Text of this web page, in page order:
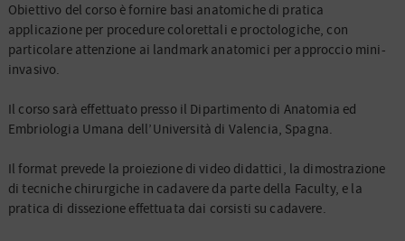
Obiettivo del corso è fornire basi anatomiche di pratica
applicazione per procedure colorettali e proctologiche, con
particolare attenzione ai landmark anatomici per approccio mini-
invasivo.
Il corso sarà effettuato presso il Dipartimento di Anatomia ed
Embriologia Umana dell’Università di Valencia, Spagna.
Il format prevede la proiezione di video didattici, la dimostrazione
di tecniche chirurgiche in cadavere da parte della Faculty, e la
pratica di dissezione effettuata dai corsisti su cadavere.